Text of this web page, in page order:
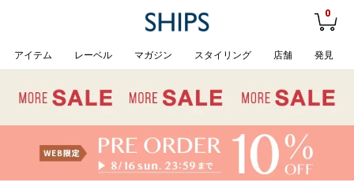
0
アイテム レーベル マガジン スタイリング 店舗 発見